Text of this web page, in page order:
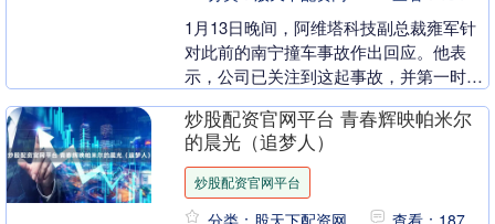
1月13日晚间，阿维塔科技副总裁雍军针
对此前的南宁撞车事故作出回应。他表
示，公司已关注到这起事故，并第一时间
据分析，事故发生....
炒股配资官网平台 青春辉映帕米尔
的晨光（追梦人）
炒股配资官网平台
分类：股天下配资网 查看：187